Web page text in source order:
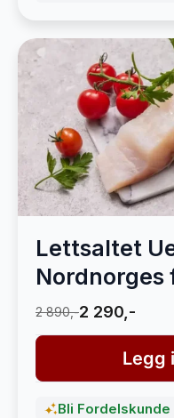
Lettsaltet
2 890,-2 290,-
Legg
Bli